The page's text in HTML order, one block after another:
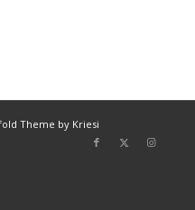
Theme by Kriesi